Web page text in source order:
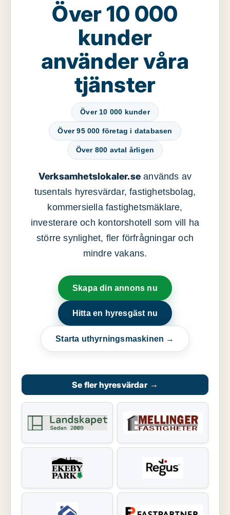
Över 10 000
kunder
använder våra
tjänster
Över 10 000 kunder
Över 95 000 företag i databasen
Över 800 avtal årligen
Verksamhetslokaler.se används av
tusentals hyresvärdar, fastighetsbolag,
kommersiella fastighetsmäklare,
investerare och kontorshotell som vill ha
större synlighet, fler förfrågningar och
mindre vakans.
Skapa din annons nu
Hitta en hyresgäst nu
Starta uthyrningsmaskinen →
Se fler hyresvärdar →